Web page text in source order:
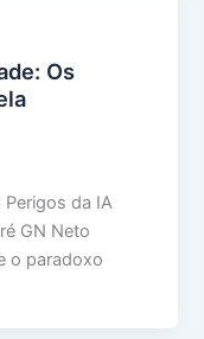
Os
da IA
GN Neto
o paradoxo